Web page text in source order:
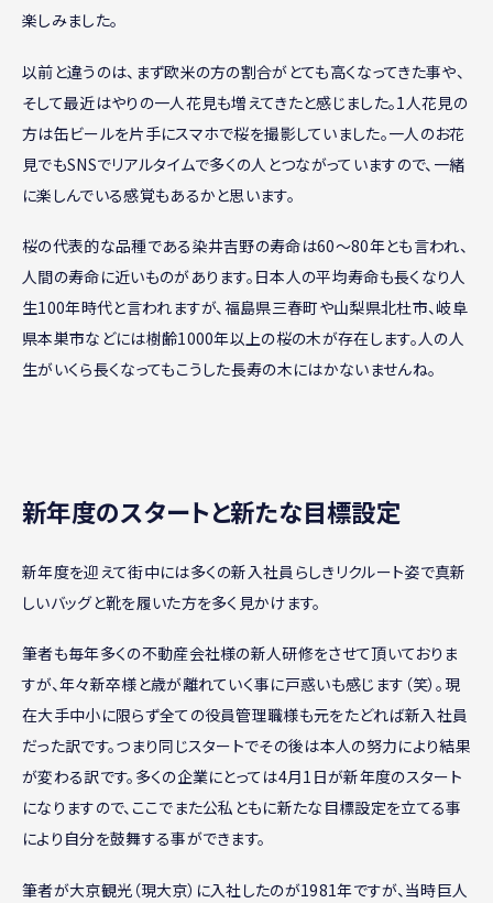
楽しみました。
以前と違うのは、まず欧米の方の割合がとても高くなってきた事や、
そして最近はやりの一人花見も増えてきたと感じました。1人花見の
方は缶ビールを片手にスマホで桜を撮影していました。一人のお花
見でもSNSでリアルタイムで多くの人とつながっていますので、一緒
に楽しんでいる感覚もあるかと思います。
桜の代表的な品種である染井吉野の寿命は60～80年とも言われ、
人間の寿命に近いものがあります。日本人の平均寿命も長くなり人
生100年時代と言われますが、福島県三春町や山梨県北杜市、岐阜
県本巣市などには樹齢1000年以上の桜の木が存在します。人の人
生がいくら長くなってもこうした長寿の木にはかないませんね。
新年度のスタートと新たな目標設定
新年度を迎えて街中には多くの新入社員らしきリクルート姿で真新
しいバッグと靴を履いた方を多く見かけます。
筆者も毎年多くの不動産会社様の新人研修をさせて頂いておりま
すが、年々新卒様と歳が離れていく事に戸惑いも感じます（笑）。現
在大手中小に限らず全ての役員管理職様も元をたどれば新入社員
だった訳です。つまり同じスタートでその後は本人の努力により結果
が変わる訳です。多くの企業にとっては4月1日が新年度のスタート
になりますので、ここでまた公私ともに新たな目標設定を立てる事
により自分を鼓舞する事ができます。
筆者が大京観光（現大京）に入社したのが1981年ですが、当時巨人